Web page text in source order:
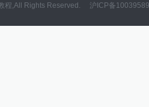
程,All Rights Reserved. 沪ICP备